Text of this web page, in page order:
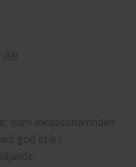
som Inkassonämnden
god etik i